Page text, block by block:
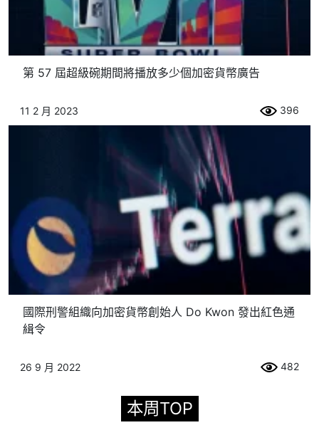
第 57 屆超級碗期間將播放多少個加密貨幣廣告
11 2 月 2023 396
國際刑警組織向加密貨幣創始人 Do Kwon 發出紅色通
緝令
26 9 月 2022 482
本周TOP